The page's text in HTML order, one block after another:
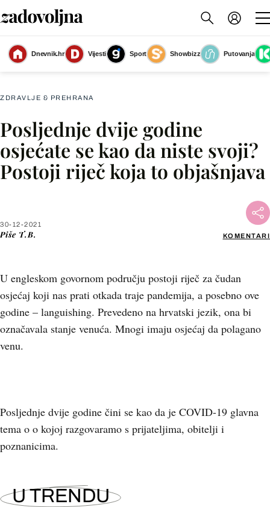
Dnevnik.hr Vijesti Sport Showbizz
Putovanja
Slika nije dostupna
ZDRAVLJE & PREHRANA
Posljednje dvije godine
osjećate se kao da niste svoji?
Postoji riječ koja to objašnjava
30-12-2021
Piše T.B. KOMENTARI
U engleskom govornom području postoji riječ za čudan
osjećaj koji nas prati otkada traje pandemija, a posebno ove
godine – languishing. Prevedeno na hrvatski jezik, ona bi
označavala stanje venuća. Mnogi imaju osjećaj da polagano
venu.
Facebook
X
Posljednje dvije godine čini se kao da je COVID-19 glavna
tema o o kojoj razgovaramo s prijateljima, obitelji i
poznanicima.
U TRENDU